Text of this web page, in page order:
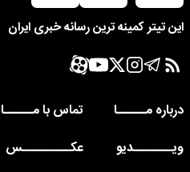
این تیتر کمینه ترین رسانه خبری ایران
درباره مــــــا
تماس با مــــــا
ویــــــــدیو
عکــــــــــس